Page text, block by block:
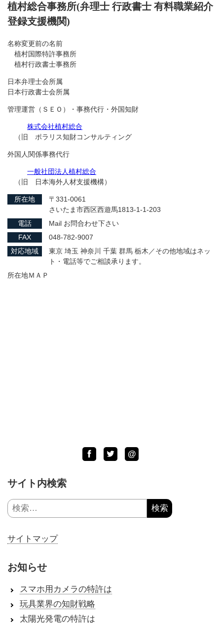
植村総合事務所(弁理士 行政書士 有料職業紹介
登録支援機関)
名称変更前の名前
植村国際特許事務所
植村行政書士事務所
日本弁理士会所属
日本行政書士会所属
管理運営（ＳＥＯ）・事務代行・外国知財
株式会社植村総合
（旧 ポラリス知財コンサルティング
外国人関係事務代行
一般社団法人植村総合
（旧 日本海外人材支援機構）
所在地
〒331-0061
さいたま市西区西遊馬1813-1-1-203
電話
Mail お問合わせ下さい
FAX
048-782-9007
対応地域
東京 埼玉 神奈川 千葉 群馬 栃木／その他地域はネッ
ト・電話等でご相談承ります。
所在地ＭＡＰ
Facebook
TwitterLINE
@
サイト内検索
検
索:
サイトマップ
お知らせ
スマホ用カメラの特許は
玩具業界の知財戦略
太陽光発電の特許は